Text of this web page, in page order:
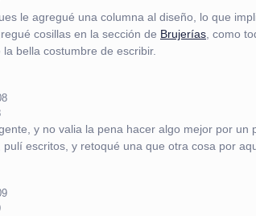
le agregué una columna al diseño, lo que
cosillas en la sección de Brujerías , como
bella costumbre de escribir.
y no valia la pena hacer algo mejor por un
, pulí escritos, y retoqué una que otra cosa por